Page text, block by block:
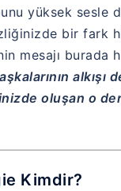
yüksek sesle
bir fark
mesajı burada
alkışı
oluşan o
Kimdir?